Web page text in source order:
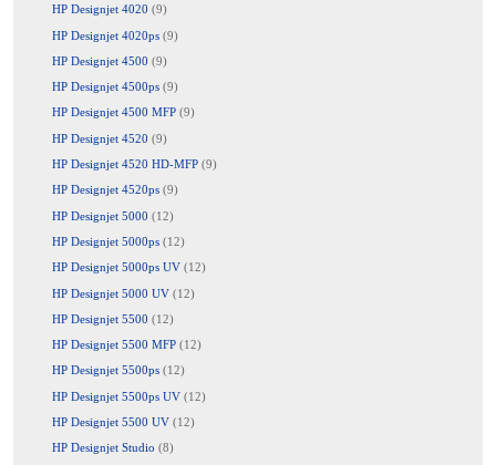
HP Designjet 4020 (9)
HP Designjet 4020ps (9)
HP Designjet 4500 (9)
HP Designjet 4500ps (9)
HP Designjet 4500 MFP (9)
HP Designjet 4520 (9)
HP Designjet 4520 HD-MFP (9)
HP Designjet 4520ps (9)
HP Designjet 5000 (12)
HP Designjet 5000ps (12)
HP Designjet 5000ps UV (12)
HP Designjet 5000 UV (12)
HP Designjet 5500 (12)
HP Designjet 5500 MFP (12)
HP Designjet 5500ps (12)
HP Designjet 5500ps UV (12)
HP Designjet 5500 UV (12)
HP Designjet Studio (8)